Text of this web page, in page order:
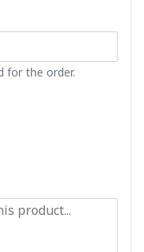
for the order.